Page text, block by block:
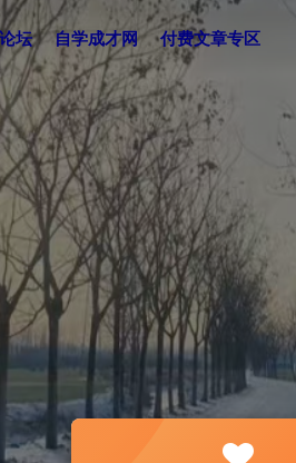
坛 自学成才网 付费文章专区